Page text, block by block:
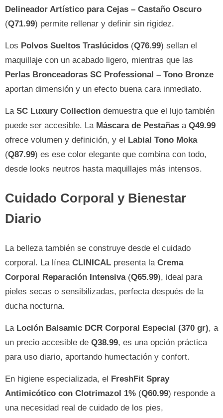
Delineador Artístico para Cejas – Castaño Oscuro
(Q71.99) permite rellenar y definir sin rigidez.
Los Polvos Sueltos Traslúcidos (Q76.99) sellan el
maquillaje con un acabado ligero, mientras que las
Perlas Bronceadoras SC Professional – Tono Bronze
aportan dimensión y un efecto buena cara inmediato.
La SC Luxury Collection demuestra que el lujo también
puede ser accesible. La Máscara de Pestañas a Q49.99
ofrece volumen y definición, y el Labial Tono Moka
(Q87.99) es ese color elegante que combina con todo,
desde looks neutros hasta maquillajes más intensos.
Cuidado Corporal y Bienestar
Diario
La belleza también se construye desde el cuidado
corporal. La línea CLINICAL presenta la Crema
Corporal Reparación Intensiva(Q65.99), ideal para
pieles secas o sensibilizadas, perfecta después de la
ducha nocturna.
La Loción Balsamic DCR Corporal Especial (370 gr), a
un precio accesible de Q38.99, es una opción práctica
para uso diario, aportando humectación y confort.
En higiene especializada, el FreshFit Spray
Antimicótico con Clotrimazol 1% (Q60.99) responde a
una necesidad real de cuidado de los pies,